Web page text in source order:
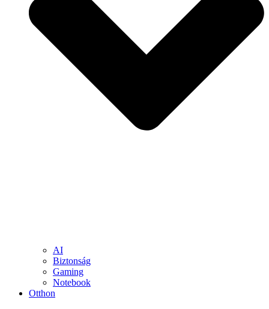
AI
Biztonság
Gaming
Notebook
Otthon